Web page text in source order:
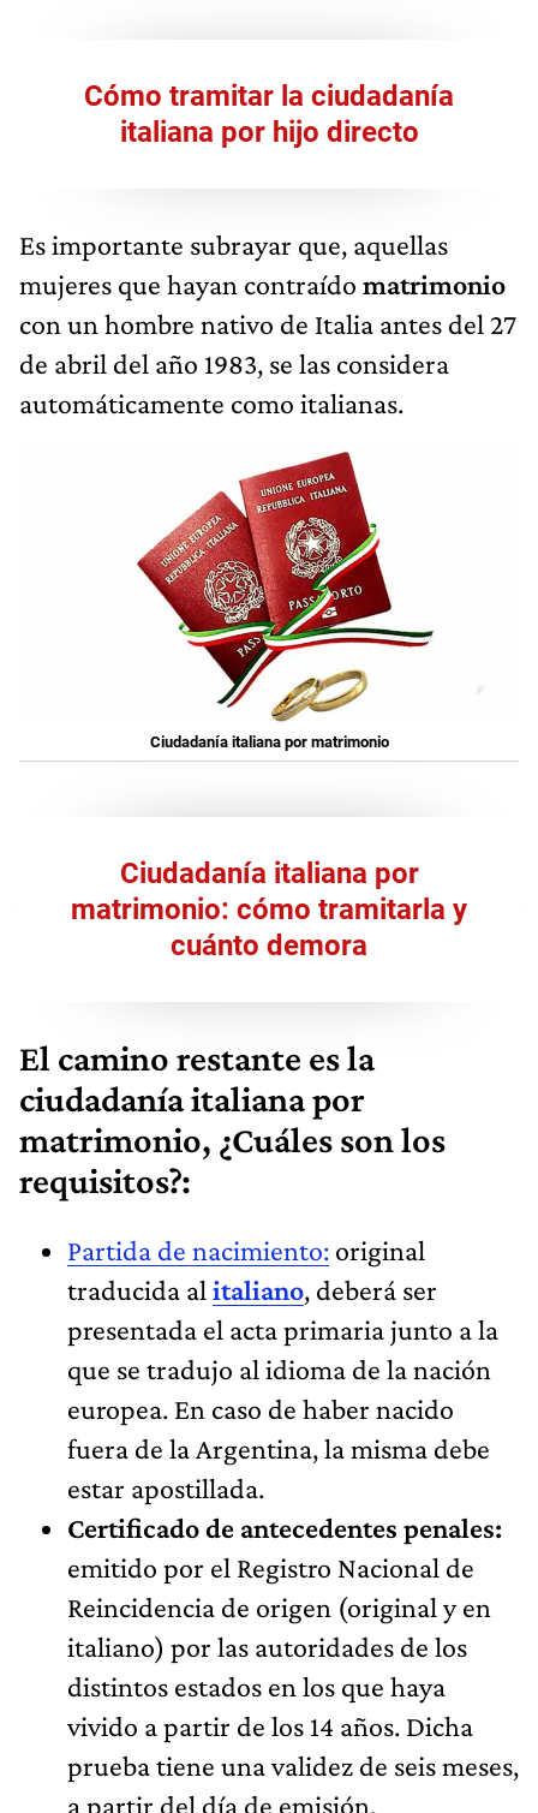
Cómo tramitar la ciudadanía
italiana por hijo directo
Es importante subrayar que, aquellas
mujeres que hayan contraído matrimonio
con un hombre nativo de Italia antes del 27
de abril del año 1983, se las considera
automáticamente como italianas.
Ciudadanía italiana por matrimonio
Ciudadanía italiana por
matrimonio: cómo tramitarla y
cuánto demora
El camino restante es la
ciudadanía italiana por
matrimonio, ¿Cuáles son los
requisitos?:
Partida de nacimiento: original
traducida al italiano, deberá ser
presentada el acta primaria junto a la
que se tradujo al idioma de la nación
europea. En caso de haber nacido
fuera de la Argentina, la misma debe
estar apostillada.
Certificado de antecedentes penales:
emitido por el Registro Nacional de
Reincidencia de origen (original y en
italiano) por las autoridades de los
distintos estados en los que haya
vivido a partir de los 14 años. Dicha
prueba tiene una validez de seis meses,
a partir del día de emisión.